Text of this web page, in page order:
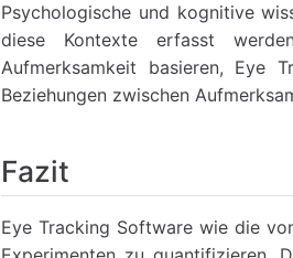
Psychologische und kognitive
diese Kontexte erfasst
Aufmerksamkeit basieren, Eye
Beziehungen zwischen
Fazit
Eye Tracking Software wie die